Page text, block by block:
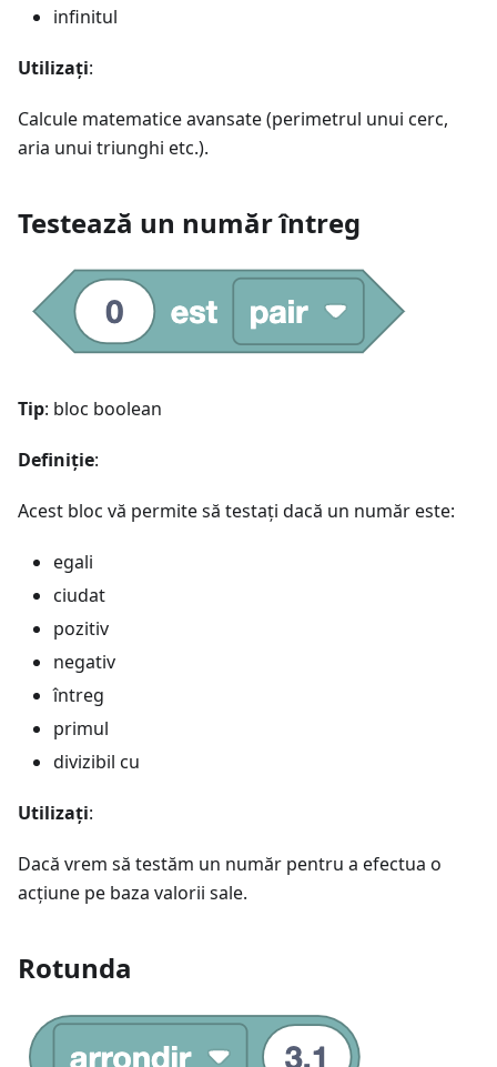
infinitul
Utilizați:
Calcule matematice avansate (perimetrul unui cerc,
aria unui triunghi etc.).
Testează un număr întreg
Tip: bloc boolean
Definiție:
Acest bloc vă permite să testați dacă un număr este:
egali
ciudat
pozitiv
negativ
întreg
primul
divizibil cu
Utilizați:
Dacă vrem să testăm un număr pentru a efectua o
acțiune pe baza valorii sale.
Rotunda